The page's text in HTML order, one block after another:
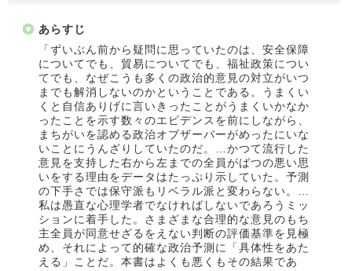
あらすじ
「ずいぶん前から疑問に思っていたのは、安全保障
についてでも、貿易についてでも、福祉政策につい
てでも、なぜこうも多くの政治的意見の対立がいつ
までも解消しないのかということである。うまくい
くと自信ありげに言いきったことがうまくいかなか
ったことを示す数々のエビデンスを前にしながら、
まちがいを認める政治オブザーバーがめったにいな
いことにうんざりしていたのだ。…かつて流行した
意見を支持した右から左までの全員がばつの悪い思
いをする理由をデータはたっぷり示していた。予測
の下手さでは保守派もリベラル派と変わらない。…
私は愚直な心理学者でなければしないであろうミッ
ションに着手した。さまざまな合理的な意見のもち
主全員が同意せざるをえない判断の評価基準を見極
め、それによって的確な政治予測に「具体性をあた
える」ことだ。本書はよくも悪くもその結果であ